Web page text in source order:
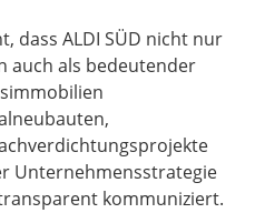
dass ALDI SÜD nicht nur
auch als bedeutender
Unternehmensstrategie
kommuniziert.